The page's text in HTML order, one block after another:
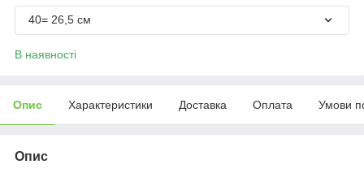
40= 26,5 см
В наявності
Опис Характеристики Доставка Оплата Умови
Опис